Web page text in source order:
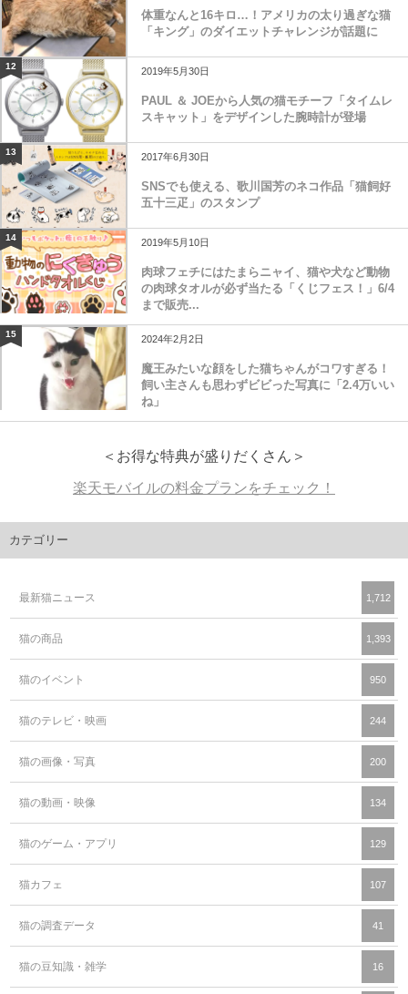
体重なんと16キロ…！アメリカの太り過ぎな猫
「キング」のダイエットチャレンジが話題に
12 2019年5月30日
PAUL ＆ JOEから人気の猫モチーフ「タイムレ
スキャット」をデザインした腕時計が登場
13 2017年6月30日
SNSでも使える、歌川国芳のネコ作品「猫飼好
五十三疋」のスタンプ
14 2019年5月10日
肉球フェチにはたまらニャイ、猫や犬など動物
の肉球タオルが必ず当たる「くじフェス！」6/4
まで販売...
15 2024年2月2日
魔王みたいな顔をした猫ちゃんがコワすぎる！
飼い主さんも思わずビビった写真に「2.4万いい
ね」
＜お得な特典が盛りだくさん＞
楽天モバイルの料金プランをチェック！
カテゴリー
最新猫ニュース 1,712
猫の商品 1,393
猫のイベント 950
猫のテレビ・映画 244
猫の画像・写真 200
猫の動画・映像 134
猫のゲーム・アプリ 129
猫カフェ 107
猫の調査データ 41
猫の豆知識・雑学 16